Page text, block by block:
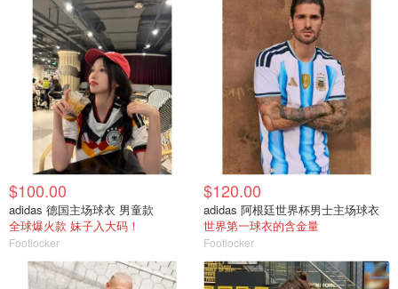
$100.00
adidas 德国主场球衣 男童款
全球爆火款 妹子入大码！
Footlocker
$120.00
adidas 阿根廷世界杯男士主场球衣
世界第一球衣的含金量
Footlocker